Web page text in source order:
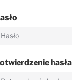
hasła